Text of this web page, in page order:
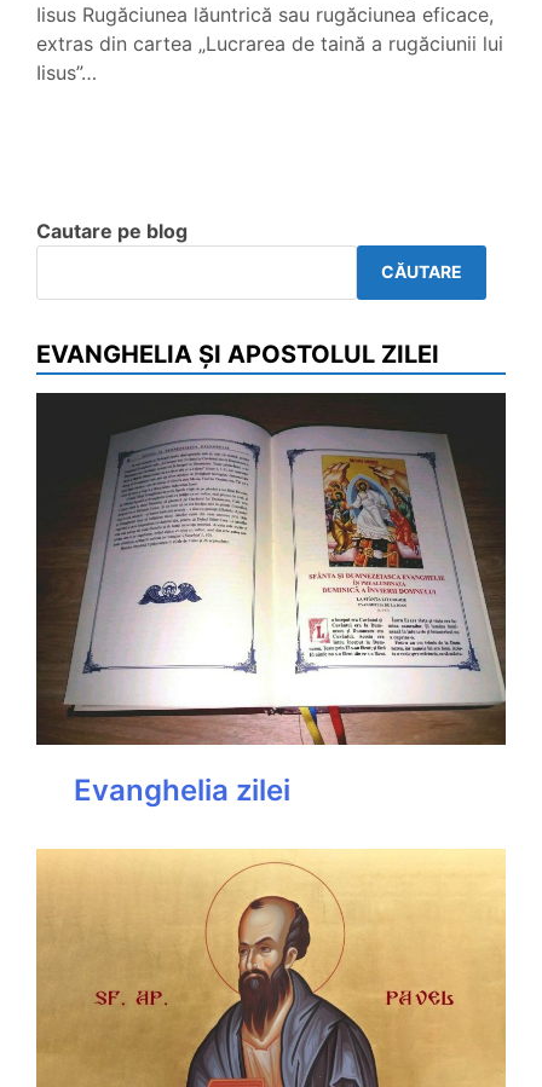
Iisus Rugăciunea lăuntrică sau rugăciunea eficace,
extras din cartea „Lucrarea de taină a rugăciunii lui
Iisus”…
Cautare pe blog
CĂUTARE
EVANGHELIA ȘI APOSTOLUL ZILEI
Evanghelia zilei